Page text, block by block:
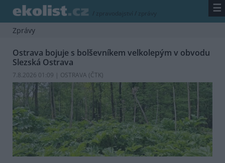
/ zpravodajství / zprávy ☰
Zprávy
Ostrava bojuje s bolševníkem velkolepým v obvodu
Slezská Ostrava
7.8.2026 01:09 | OSTRAVA (ČTK)